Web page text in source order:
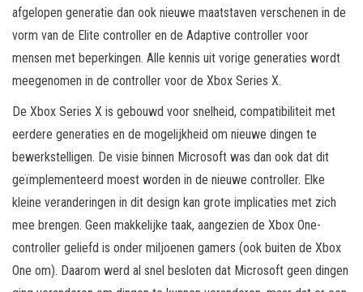
afgelopen generatie dan ook nieuwe maatstaven verschenen in de
vorm van de Elite controller en de Adaptive controller voor
mensen met beperkingen. Alle kennis uit vorige generaties wordt
meegenomen in de controller voor de Xbox Series X.
De Xbox Series X is gebouwd voor snelheid, compatibiliteit met
eerdere generaties en de mogelijkheid om nieuwe dingen te
bewerkstelligen. De visie binnen Microsoft was dan ook dat dit
geïmplementeerd moest worden in de nieuwe controller. Elke
kleine veranderingen in dit design kan grote implicaties met zich
mee brengen. Geen makkelijke taak, aangezien de Xbox One-
controller geliefd is onder miljoenen gamers (ook buiten de Xbox
One om). Daarom werd al snel besloten dat Microsoft geen dingen